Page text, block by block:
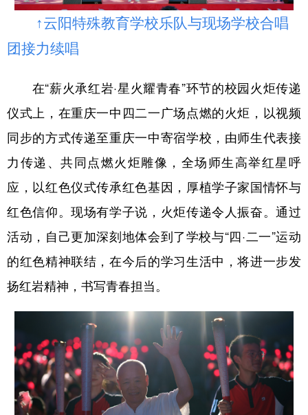
↑云阳特殊教育学校乐队与现场学校合唱
团接力续唱
在“薪火承红岩·星火耀青春”环节的校园火炬传递
仪式上，在重庆一中四二一广场点燃的火炬，以视频
同步的方式传递至重庆一中寄宿学校，由师生代表接
力传递、共同点燃火炬雕像，全场师生高举红星呼
应，以红色仪式传承红色基因，厚植学子家国情怀与
红色信仰。现场有学子说，火炬传递令人振奋。通过
活动，自己更加深刻地体会到了学校与“四·二一”运动
的红色精神联结，在今后的学习生活中，将进一步发
扬红岩精神，书写青春担当。